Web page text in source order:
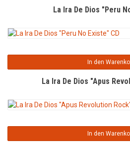
La Ira De Dios "Peru
In den
La Ira De Dios "Apus
In den